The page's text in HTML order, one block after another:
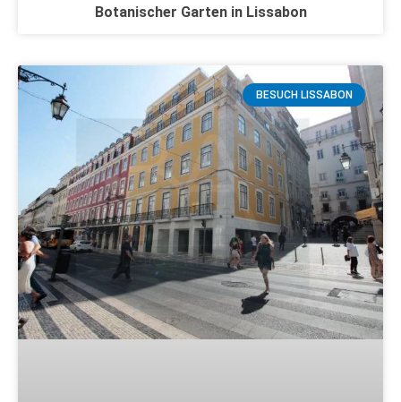
Botanischer Garten in Lissabon
BESUCH LISSABON